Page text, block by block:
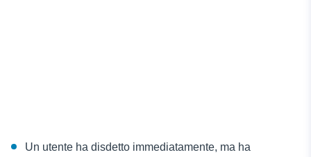
Un utente ha disdetto immediatamente, ma ha